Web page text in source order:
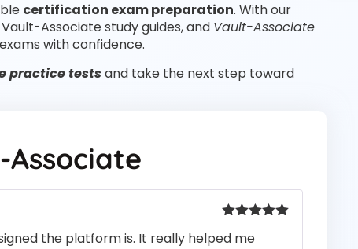
certification exam preparation. With our
Associate study guides, and Vault-Associate
with confidence.
practice testsand take the next step toward
con5de 5
the platform is. It really helped me